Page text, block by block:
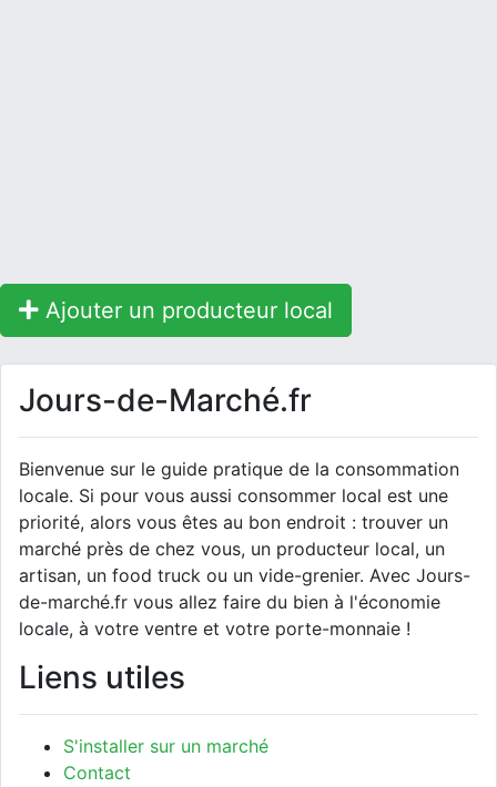
Ajouter un producteur local
Jours-de-Marché.fr
Bienvenue sur le guide pratique de la consommation
locale. Si pour vous aussi consommer local est une
priorité, alors vous êtes au bon endroit : trouver un
marché près de chez vous, un producteur local, un
artisan, un food truck ou un vide-grenier. Avec Jours-
de-marché.fr vous allez faire du bien à l'économie
locale, à votre ventre et votre porte-monnaie !
Liens utiles
S'installer sur un marché
Contact